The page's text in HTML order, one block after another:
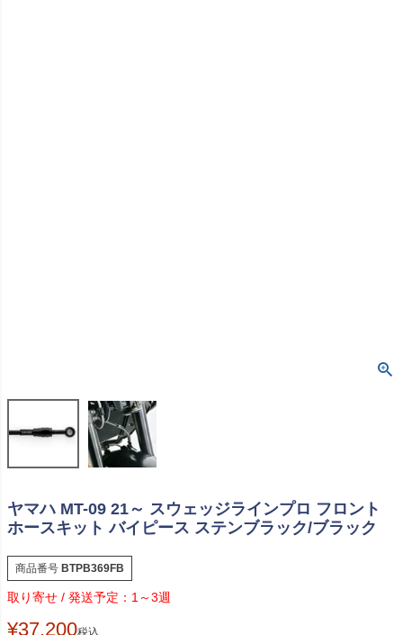
ヤマハ MT-09 21～ スウェッジラインプロ フロント
ホースキット バイピース ステンブラック/ブラック
商品番号 BTPB369FB
1～3週
¥37,200税込